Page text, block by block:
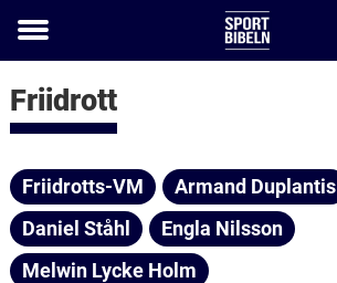
Toggle
Friidrott
Friidrotts-VM
Armand Duplantis
Daniel Ståhl
Engla Nilsson
Melwin Lycke Holm